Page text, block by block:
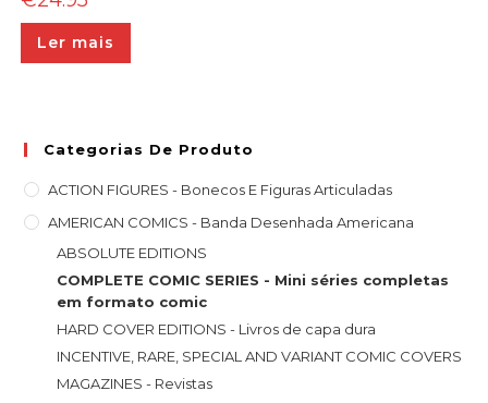
Ler mais
Categorias De Produto
ACTION FIGURES - Bonecos E Figuras Articuladas
AMERICAN COMICS - Banda Desenhada Americana
ABSOLUTE EDITIONS
COMPLETE COMIC SERIES - Mini séries completas
em formato comic
HARD COVER EDITIONS - Livros de capa dura
INCENTIVE, RARE, SPECIAL AND VARIANT COMIC COVERS
MAGAZINES - Revistas